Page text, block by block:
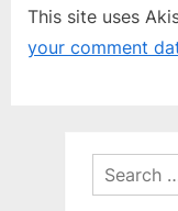
This site uses
your comment
Search
for: